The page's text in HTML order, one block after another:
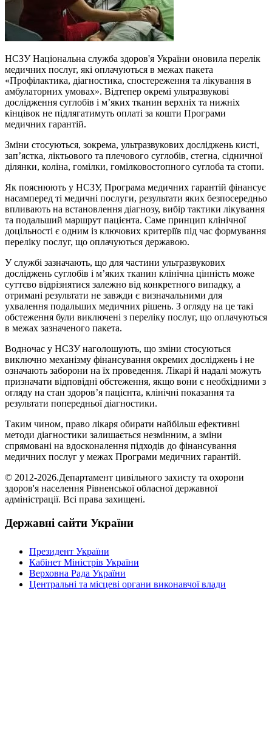
НСЗУ Національна служба здоров'я України оновила перелік
медичних послуг, які оплачуються в межах пакета
«Профілактика, діагностика, спостереження та лікування в
амбулаторних умовах». Відтепер окремі ультразвукові
дослідження суглобів і м’яких тканин верхніх та нижніх
кінцівок не підлягатимуть оплаті за кошти Програми
медичних гарантій.
Зміни стосуються, зокрема, ультразвукових досліджень кисті,
зап’ястка, ліктьового та плечового суглобів, стегна, сідничної
ділянки, коліна, гомілки, гомілковостопного суглоба та стопи.
Як пояснюють у НСЗУ, Програма медичних гарантій фінансує
насамперед ті медичні послуги, результати яких безпосередньо
впливають на встановлення діагнозу, вибір тактики лікування
та подальший маршрут пацієнта. Саме принцип клінічної
доцільності є одним із ключових критеріїв під час формування
переліку послуг, що оплачуються державою.
У службі зазначають, що для частини ультразвукових
досліджень суглобів і м’яких тканин клінічна цінність може
суттєво відрізнятися залежно від конкретного випадку, а
отримані результати не завжди є визначальними для
ухвалення подальших медичних рішень. З огляду на це такі
обстеження були виключені з переліку послуг, що оплачуються
в межах зазначеного пакета.
Водночас у НСЗУ наголошують, що зміни стосуються
виключно механізму фінансування окремих досліджень і не
означають заборони на їх проведення. Лікарі й надалі можуть
призначати відповідні обстеження, якщо вони є необхідними з
огляду на стан здоров’я пацієнта, клінічні показання та
результати попередньої діагностики.
Таким чином, право лікаря обирати найбільш ефективні
методи діагностики залишається незмінним, а зміни
спрямовані на вдосконалення підходів до фінансування
медичних послуг у межах Програми медичних гарантій.
© 2012-2026.Департамент цивільного захисту та охорони
здоров'я населення Рівненської обласної державної
адміністрації. Всі права захищені.
Державні сайти України
Президент України
Кабінет Міністрів України
Верховна Рада України
Центральні та місцеві органи виконавчої влади